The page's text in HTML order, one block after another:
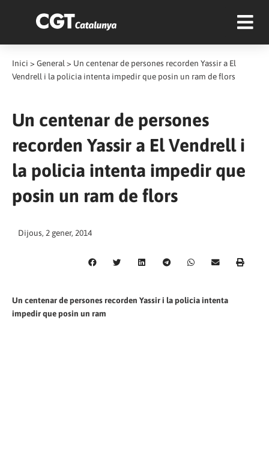
Inici > General > Un centenar de persones recorden Yassir a El
Vendrell i la policia intenta impedir que posin un ram de flors
Un centenar de persones
recorden Yassir a El Vendrell i
la policia intenta impedir que
posin un ram de flors
Dijous, 2 gener, 2014
Un centenar de persones recorden Yassir i la policia intenta
impedir que posin un ram